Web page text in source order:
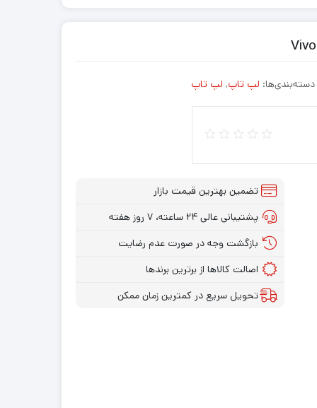
دسته‌بندی‌ها: لپ تاپ, لپ تاپ
تضمین بهترین قیمت بازار
پشتیبانی عالی ۲۴ ساعته، ۷ روز هفته
بازگشت وجه در صورت عدم رضایت
اصالت کالاها از برترین برندها
تحویل سریع در کمترین زمان ممکن